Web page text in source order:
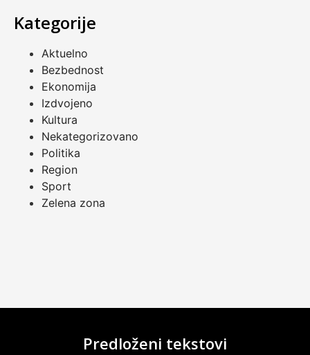
Kategorije
Aktuelno
Bezbednost
Ekonomija
Izdvojeno
Kultura
Nekategorizovano
Politika
Region
Sport
Zelena zona
Predloženi tekstovi